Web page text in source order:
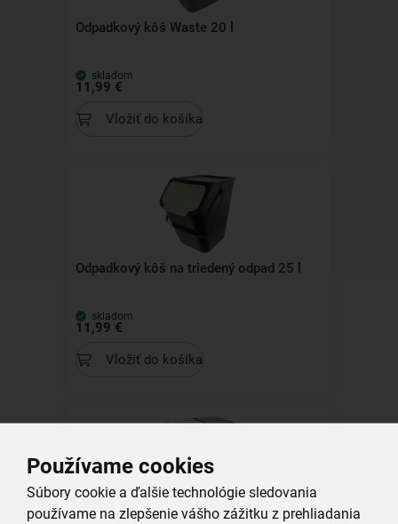
Používame cookies
Súbory cookie a ďalšie technológie sledovania
používame na zlepšenie vášho zážitku z prehliadania
Odpadkový kôš Waste 20 l
skladom
11,99 €
Vložiť do košíka
Odpadkový kôš na triedený odpad 25 l
skladom
11,99 €
Vložiť do košíka
Odpadkový kôš na triedený odpad Dust